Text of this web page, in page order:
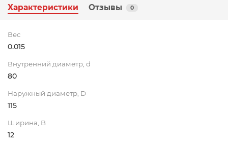
Характеристики Отзывы 0
Вес
0.015
Внутренний диаметр, d
80
Наружный диаметр, D
115
Ширина, B
12